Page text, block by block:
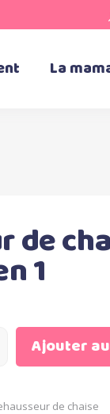
La
de
1
Ajouter
de chaise